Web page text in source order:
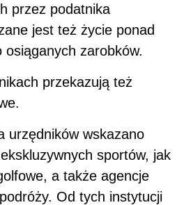
przez podatnika
jest też życie ponad
zarobków.
przekazują też
urzędników wskazano
sportów, jak
a także agencje
Od tych instytucji